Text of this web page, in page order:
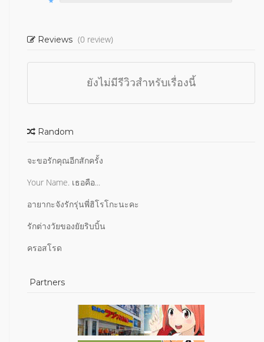
Reviews (0 review)
ยังไม่มีรีวิวสำหรับเรื่องนี้
Random
จะขอรักคุณอีกสักครั้ง
Your Name. เธอคือ...
อายากะจังรักรุ่นพี่ฮิโรโกะนะคะ
รักต่างวัยของยัยริบบิ้น
ครอสโรด
Partners